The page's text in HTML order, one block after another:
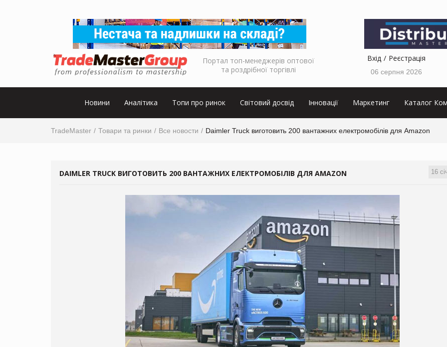
Портал топ-менеджерів оптової
та роздрібної торгівлі
Вхід Реєстрація
06 серпня 2026
Новини Аналітика Топи про ринок Світовий досвід Інновації Маркетинг Каталог
TradeMaster Товари та ринки Все новости Daimler Truck виготовить 200 вантажних електромобілів для Amazon
16
DAIMLER TRUCK ВИГОТОВИТЬ 200 ВАНТАЖНИХ ЕЛЕКТРОМОБІЛІВ ДЛЯ AMAZON